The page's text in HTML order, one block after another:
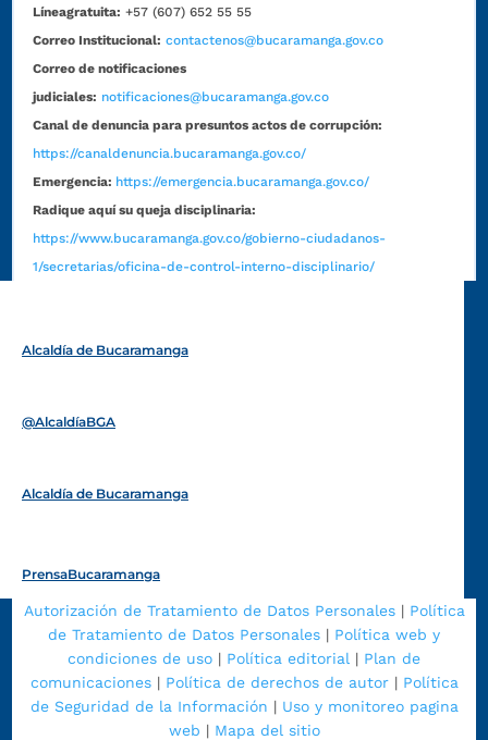
Líneagratuita: +57 (607) 652 55 55
Correo Institucional: contactenos@bucaramanga.gov.co
Correo de notificaciones
judiciales: notificaciones@bucaramanga.gov.co
Canal de denuncia para presuntos actos de corrupción:
https://canaldenuncia.bucaramanga.gov.co/
Emergencia: https://emergencia.bucaramanga.gov.co/
Radique aquí su queja disciplinaria:
https://www.bucaramanga.gov.co/gobierno-ciudadanos-
1/secretarias/oficina-de-control-interno-disciplinario/
Alcaldía de Bucaramanga
@AlcaldíaBGA
Alcaldía de Bucaramanga
PrensaBucaramanga
Autorización de Tratamiento de Datos Personales| Política
de Tratamiento de Datos Personales | Política web y
condiciones de uso | Política editorial | Plan de
comunicaciones| Política de derechos de autor| Política
de Seguridad de la Información | Uso y monitoreo pagina
web | Mapa del sitio